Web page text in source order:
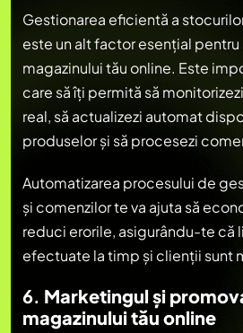
Gestionarea eficientă a
este un alt factor esențial
magazinului tău online. Este
care să îți permită să
real, să actualizezi automat
produselor și să procesezi
Automatizarea procesului de
și comenzilor te va ajuta să
reduci erorile, asigurându-te că
efectuate la timp și clienții sunt
6. Marketingul și
magazinului tău online